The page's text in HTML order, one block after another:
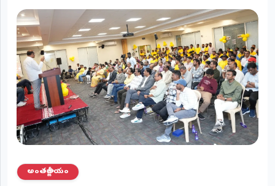
లైవ్
రేడియో
(Live
Radio)
ప్రాంతీయ
వార్తలు
(STATE)
తెలంగాణ
అంతర్జాతీయం